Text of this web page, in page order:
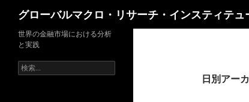
グローバルマクロ・リサーチ・インスティテュ
日別アー
世界の金融市場における分析
と実践
検
索: